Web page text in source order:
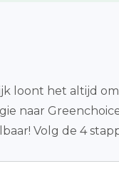
loont het altijd
naar
Volg de 4